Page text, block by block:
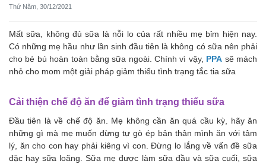
Thứ Năm, 30/12/2021
Mất sữa, không đủ sữa là nỗi lo của rất nhiều mẹ bỉm hiện nay.
Có những mẹ hầu như lần sinh đầu tiên là không có sữa nên phải
cho bé bú hoàn toàn bằng sữa ngoài. Chính vì vậy, PPA sẽ mách
nhỏ cho mom một giải pháp giảm thiểu tình trạng tắc tia sữa
Cải thiện chế độ ăn để giảm tình trạng thiếu sữa
Đầu tiên là về chế độ ăn. Mẹ không cần ăn quá cầu kỳ, hãy ăn
những gì mà mẹ muốn đừng tự gò ép bản thân mình ăn với tâm
lý, ăn cho con hay phải kiêng vì con. Đừng lo lắng về vấn đề sữa
đặc hay sữa loãng. Sữa mẹ được làm sữa đầu và sữa cuối, sữa